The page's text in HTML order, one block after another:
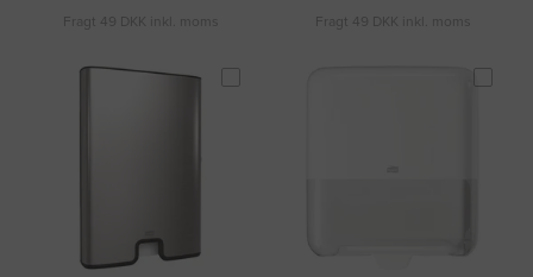
Fragt 49 DKK inkl. moms Fragt 49 DKK inkl. moms